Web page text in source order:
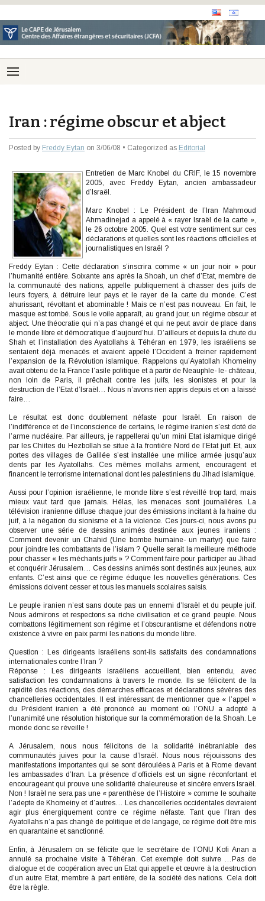
Iran : régime obscur et abject
Posted by Freddy Eytan on 3/06/08 • Categorized as Editorial
Entretien de Marc Knobel du CRIF, le 15 novembre
2005, avec Freddy Eytan, ancien ambassadeur
d’Israël.
Marc Knobel : Le Président de l’Iran Mahmoud
Ahmadinejad a appelé à « rayer Israël de la carte »,
le 26 octobre 2005. Quel est votre sentiment sur ces
déclarations et quelles sont les réactions officielles et
journalistiques en Israël ?
Freddy Eytan : Cette déclaration s’inscrira comme « un jour noir » pour
l’humanité entière. Soixante ans après la Shoah, un chef d’Etat, membre de
la communauté des nations, appelle publiquement à chasser des juifs de
leurs foyers, à détruire leur pays et le rayer de la carte du monde. C’est
ahurissant, révoltant et abominable ! Mais ce n’est pas nouveau. En fait, le
masque est tombé. Sous le voile apparaît, au grand jour, un régime obscur et
abject. Une théocratie qui n’a pas changé et qui ne peut avoir de place dans
le monde libre et démocratique d’aujourd’hui. D’ailleurs et depuis la chute du
Shah et l’installation des Ayatollahs à Téhéran en 1979, les israéliens se
sentaient déjà menacés et avaient appelé l’Occident à freiner rapidement
l’expansion de la Révolution islamique. Rappelons qu’Ayatollah Khomeiny
avait obtenu de la France l’asile politique et à partir de Neauphle- le- château,
non loin de Paris, il prêchait contre les juifs, les sionistes et pour la
destruction de l’Etat d’Israël… Nous n’avons rien appris depuis et on a laissé
faire…
Le résultat est donc doublement néfaste pour Israël. En raison de
l’indifférence et de l’inconscience de certains, le régime iranien s’est doté de
l’arme nucléaire. Par ailleurs, je rappellerai qu’un mini Etat islamique dirigé
par les Chiites du Hezbollah se situe à la frontière Nord de l’Etat juif. Et, aux
portes des villages de Galilée s’est installée une milice armée jusqu’aux
dents par les Ayatollahs. Ces mêmes mollahs arment, encouragent et
financent le terrorisme international dont les palestiniens du Jihad islamique.
Aussi pour l’opinion israélienne, le monde libre s’est réveillé trop tard, mais
mieux vaut tard que jamais. Hélas, les menaces sont journalières. La
télévision iranienne diffuse chaque jour des émissions incitant à la haine du
juif, à la négation du sionisme et à la violence. Ces jours-ci, nous avons pu
observer une série de dessins animés destinée aux jeunes iraniens :
Comment devenir un Chahid (Une bombe humaine- un martyr) que faire
pour joindre les combattants de l’islam ? Quelle serait la meilleure méthode
pour chasser « les méchants juifs » ? Comment faire pour participer au Jihad
et conquérir Jérusalem… Ces dessins animés sont destinés aux jeunes, aux
enfants. C’est ainsi que ce régime éduque les nouvelles générations. Ces
émissions doivent cesser et tous les manuels scolaires saisis.
Le peuple iranien n’est sans doute pas un ennemi d’Israël et du peuple juif.
Nous admirons et respectons sa riche civilisation et ce grand peuple. Nous
combattons légitimement son régime et l’obscurantisme et défendons notre
existence à vivre en paix parmi les nations du monde libre.
Question : Les dirigeants israéliens sont-ils satisfaits des condamnations
internationales contre l’Iran ?
Réponse : Les dirigeants israéliens accueillent, bien entendu, avec
satisfaction les condamnations à travers le monde. Ils se félicitent de la
rapidité des réactions, des démarches efficaces et déclarations sévères des
chancelleries occidentales. Il est intéressant de mentionner que « l’appel »
du Président iranien a été prononcé au moment où l’ONU a adopté à
l’unanimité une résolution historique sur la commémoration de la Shoah. Le
monde donc se réveille !
A Jérusalem, nous nous félicitons de la solidarité inébranlable des
communautés juives pour la cause d’Israël. Nous nous réjouissons des
manifestations importantes qui se sont déroulées à Paris et à Rome devant
les ambassades d’Iran. La présence d’officiels est un signe réconfortant et
encourageant qui prouve une solidarité chaleureuse et sincère envers Israël.
Non ! Israël ne sera pas une « parenthèse de l’Histoire » comme le souhaite
l’adepte de Khomeiny et d’autres… Les chancelleries occidentales devraient
agir plus énergiquement contre ce régime néfaste. Tant que l’Iran des
Ayatollahs n’a pas changé de politique et de langage, ce régime doit être mis
en quarantaine et sanctionné.
Enfin, à Jérusalem on se félicite que le secrétaire de l’ONU Kofi Anan a
annulé sa prochaine visite à Téhéran. Cet exemple doit suivre …Pas de
dialogue et de coopération avec un Etat qui appelle et œuvre à la destruction
d’un autre Etat, membre à part entière, de la société des nations. Cela doit
être la règle.